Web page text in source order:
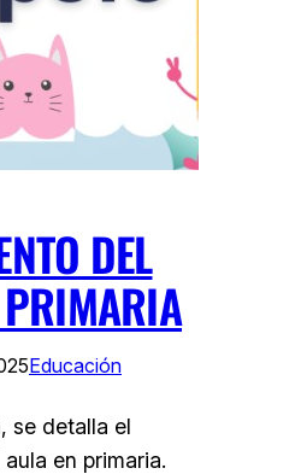
DEL
Educación
se detalla el
en primaria.